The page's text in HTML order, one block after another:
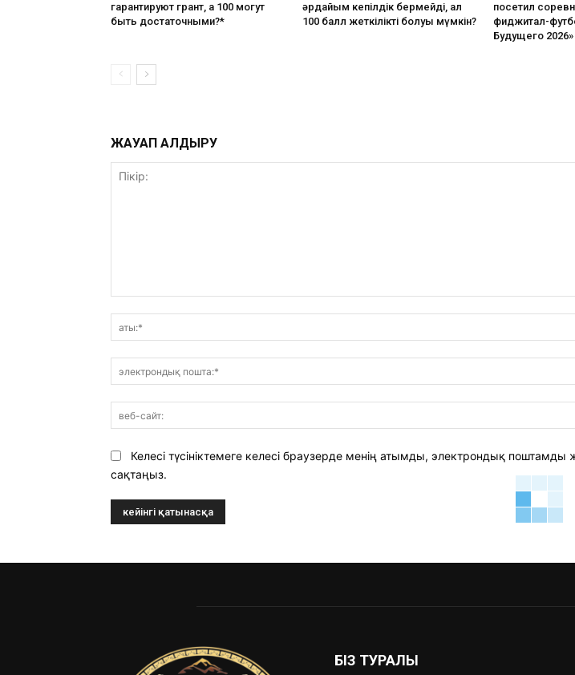
гарантируют грант, а 100 могут
быть достаточными?*
әрдайым кепілдік бермейді, ал
100 балл жеткілікті болуы мүмкін?
посетил
фиджитал-
Будущего 2026»
ЖАУАП ҚАЛДЫРУ
Келесі түсініктемеге келесі браузерде менің атымды, электрондық поштамды
сақтаңыз.
БІЗ ТУРАЛЫ